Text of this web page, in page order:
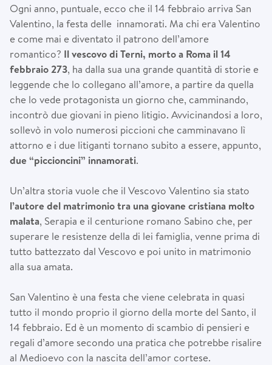
Ogni anno, puntuale, ecco che il 14 febbraio arriva San
Valentino, la festa delle innamorati. Ma chi era Valentino
e come mai e diventato il patrono dell’amore
romantico? Il vescovo di Terni, morto a Roma il 14
febbraio 273, ha dalla sua una grande quantità di storie e
leggende che lo collegano all’amore, a partire da quella
che lo vede protagonista un giorno che, camminando,
incontrò due giovani in pieno litigio. Avvicinandosi a loro,
sollevò in volo numerosi piccioni che camminavano lì
attorno e i due litiganti tornano subito a essere, appunto,
due “piccioncini” innamorati.
Un’altra storia vuole che il Vescovo Valentino sia stato
l’autore del matrimonio tra una giovane cristiana molto
malata, Serapia e il centurione romano Sabino che, per
superare le resistenze della di lei famiglia, venne prima di
tutto battezzato dal Vescovo e poi unito in matrimonio
alla sua amata.
San Valentino è una festa che viene celebrata in quasi
tutto il mondo proprio il giorno della morte del Santo, il
14 febbraio. Ed è un momento di scambio di pensieri e
regali d’amore secondo una pratica che potrebbe risalire
al Medioevo con la nascita dell’amor cortese.